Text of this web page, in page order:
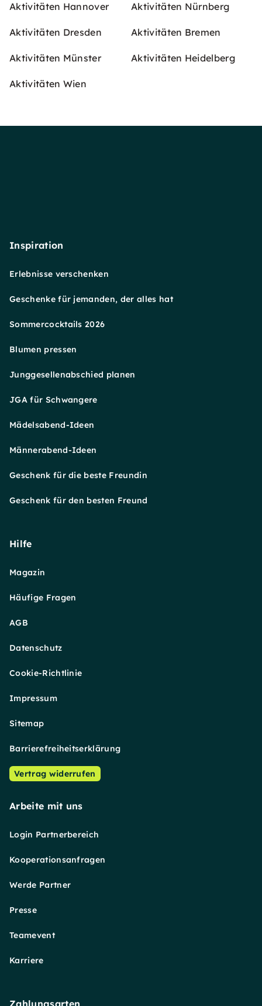
Aktivitäten Hannover Aktivitäten Nürnberg
Aktivitäten Dresden Aktivitäten Bremen
Aktivitäten Münster Aktivitäten Heidelberg
Aktivitäten Wien
Inspiration
Erlebnisse verschenken
Geschenke für jemanden, der alles hat
Sommercocktails 2026
Blumen pressen
Junggesellenabschied planen
JGA für Schwangere
Mädelsabend-Ideen
Männerabend-Ideen
Geschenk für die beste Freundin
Geschenk für den besten Freund
Hilfe
Magazin
Häufige Fragen
AGB
Datenschutz
Cookie-Richtlinie
Impressum
Sitemap
Barrierefreiheitserklärung
Vertrag widerrufen
Arbeite mit uns
Login Partnerbereich
Kooperationsanfragen
Werde Partner
Presse
Teamevent
Karriere
Zahlungsarten